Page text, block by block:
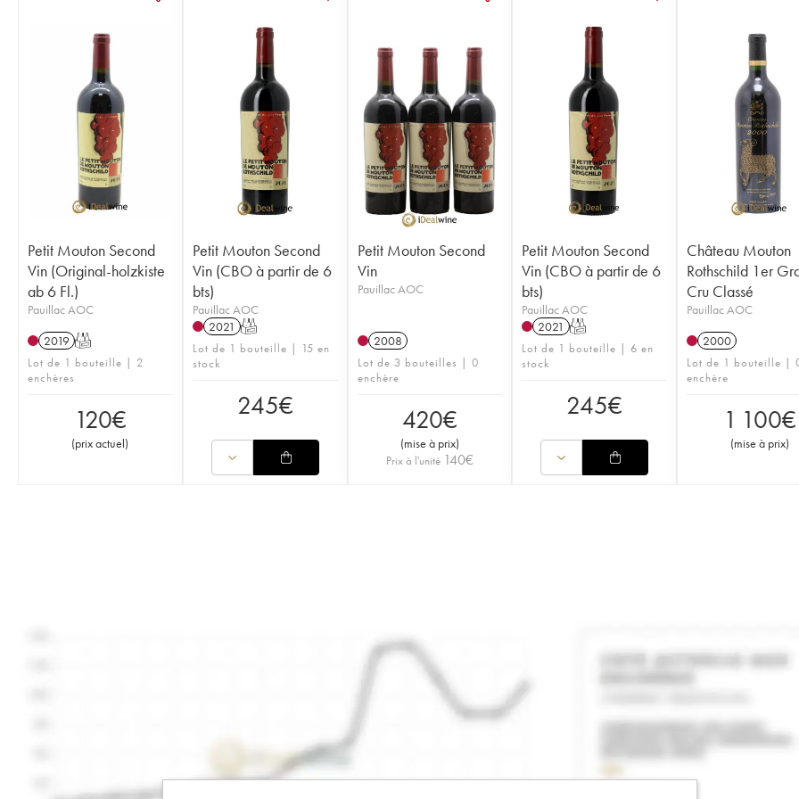
Petit Mouton Second
Vin (Original-holzkiste
ab 6 Fl.)
Pauillac AOC
2019 T
Lot de 1 bouteille | 2
enchères
120€
(prix actuel)
Petit Mouton Second
Vin (CBO à partir de 6
bts)
Pauillac AOC
2021 T
Lot de 1 bouteille | 15 en
stock
245€
Petit Mouton Second
Vin
Pauillac AOC
2008
Lot de 3 bouteilles | 0
enchère
420€
(mise à prix)
Prix à l'unité 140€
Petit Mouton Second
Vin (CBO à partir de 6
bts)
Pauillac AOC
2021 T
Lot de 1 bouteille | 6 en
stock
245€
Château Mouton
Rothschild 1er
Cru Classé
Pauillac AOC
2000
Lot de 1 bouteille |
enchère
1 100€
(mise à prix)